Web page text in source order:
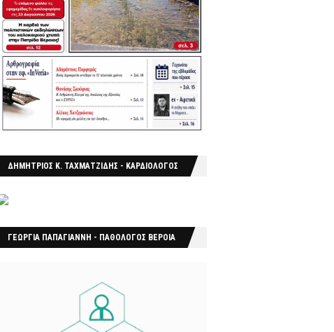
ΔΗΜΗΤΡΙΟΣ Κ. ΤΑΧΜΑΤΖΙΔΗΣ - ΚΑΡΔΙΟΛΟΓΟΣ
ΓΕΩΡΓΙΑ ΠΑΠΑΓΙΑΝΝΗ - ΠΑΘΟΛΟΓΟΣ ΒΕΡΟΙΑ